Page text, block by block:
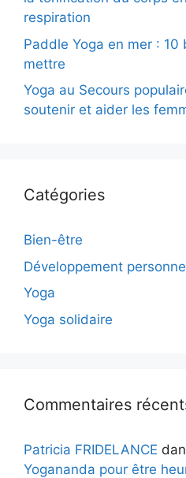
respiration
Paddle Yoga en mer : 10
mettre
Yoga au Secours
soutenir et aider les
Catégories
Bien-être
Développement
Yoga
Yoga solidaire
Commentaires
Patricia FRIDELANCE
Yogananda pour être